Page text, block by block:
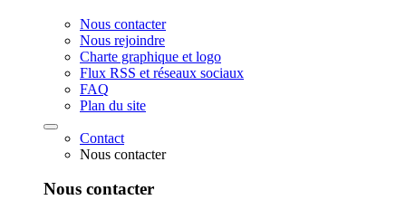
Nous contacter
Nous rejoindre
Charte graphique et logo
Flux RSS et réseaux sociaux
FAQ
Plan du site
Contact
Nous contacter
Nous contacter